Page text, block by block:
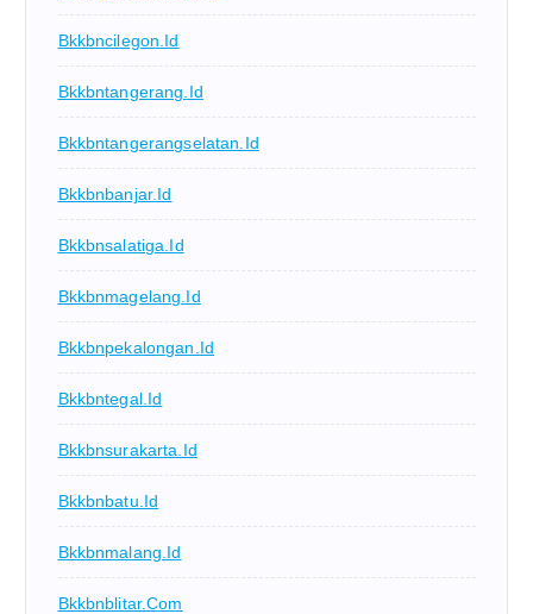
Bkkbncilegon.id
Bkkbntangerang.id
Bkkbntangerangselatan.id
Bkkbnbanjar.id
Bkkbnsalatiga.id
Bkkbnmagelang.id
Bkkbnpekalongan.id
Bkkbntegal.id
Bkkbnsurakarta.id
Bkkbnbatu.id
Bkkbnmalang.id
Bkkbnblitar.com